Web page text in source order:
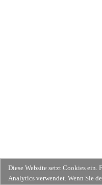
Diese Website setzt Cookies ein.
Analytics verwendet. Wenn Sie